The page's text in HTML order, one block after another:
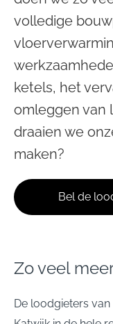
volledige
ketels, het
omleggen van
draaien we
maken?
Bel de
Zo veel
De loodgieters